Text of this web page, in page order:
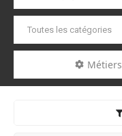
Métiers